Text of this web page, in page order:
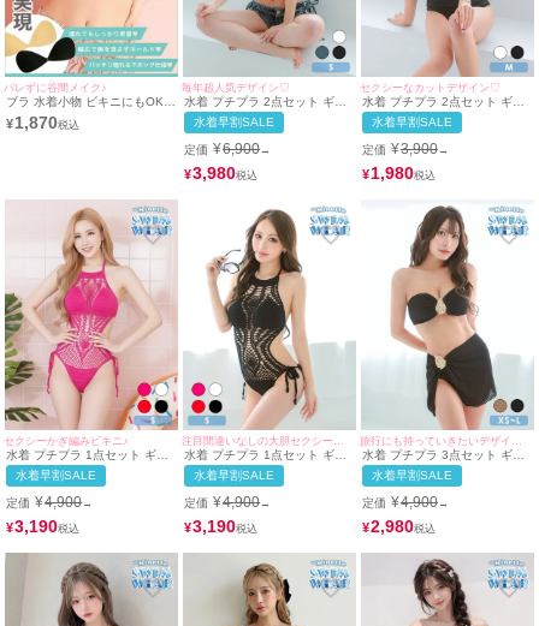
バレずに谷間メイク♪
ブラ 水着小物 ビキニにもOK♪
ボリュームアップエアーヌード
ブラ
¥1,870
毎年超人気デザイン♡
水着 プチプラ 2点セット ギャ
ル ホルターネック バストクロ
ス デニム 青 ブルベ ビキニ (み
のり着用/Sサイズ対応) |
myMinette/マイミネット
水着早割SALE
定価 ¥6,900→
¥3,980
セクシーなカットデザイン♡
水着 プチプラ 2点セット ギャ
ル ホルターネック ハイウエス
ト 紐ビキニ シンプル クロスデ
ザイン 黒 ブラック ビキニ (ち
ぴたん着用/Mサイズ対応) |
myMinette/マイミネット
水着早割SALE
定価 ¥3,900→
¥1,980
セクシーかぎ編みビキニ♪
水着 プチプラ 1点セット ギャ
ル ホルターネック オールイン
ワン 編み上げ メッシュ ピンク
ビキニ (Sサイズ対応) |
myMinette/マイミネット
水着早割SALE
定価 ¥4,900→
¥3,190
水着 プチプラ 1点セット ギャ
ル ホルターネック オールイン
ワン 編み上げ メッシュ かぎ編
み くびれ 黒 ビキニ (みのり着
用/Sサイズ対応) | myMinette/
マイミネット
水着早割SALE
定価 ¥4,900→
¥3,190
水着 プチプラ 3点セット ギャ
ル 2way 体型カバー バンドゥ
スカートタイプ 黒 ビキニ (ち
ぴたん着用/XS~Lサイズ対応) |
myMinette/マイミネット
水着早割SALE
定価 ¥4,900→
¥2,980